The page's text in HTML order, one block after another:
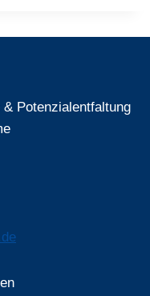
Potenzialentfaltung